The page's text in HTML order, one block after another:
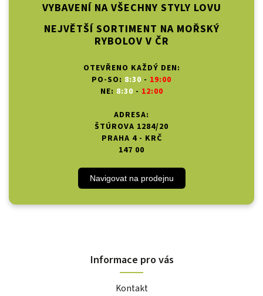
VYBAVENÍ NA VŠECHNY STYLY LOVU
NEJVĚTŠÍ SORTIMENT NA MOŘSKÝ
RYBOLOV V ČR
OTEVŘENO KAŽDÝ DEN:
PO-SO: 8:30 - 19:00
NE: 8:30 - 12:00
ADRESA:
ŠTÚROVA 1284/20
PRAHA 4 - KRČ
147 00
Navigovat na prodejnu
Informace pro vás
Kontakt